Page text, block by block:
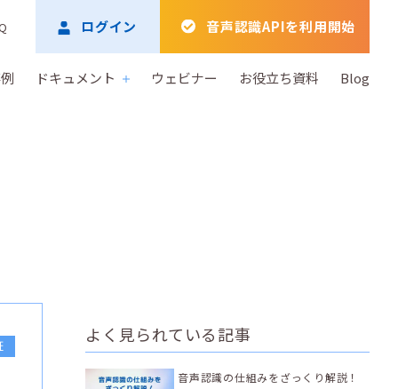
ドキュメント ウェビナー お役立ち資料 Blog
ログイン 音声認識APIを利用開始
よく見られている記事
音声認識の仕組みをざっくり解説！